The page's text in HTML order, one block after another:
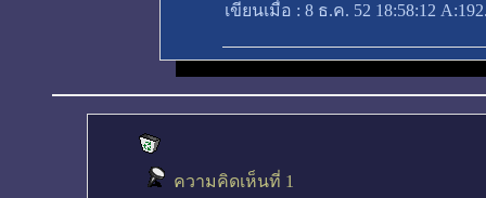
เขียนเมื่อ : 8 ธ.ค. 52 18:58:12
ความคิดเห็นที่ 1